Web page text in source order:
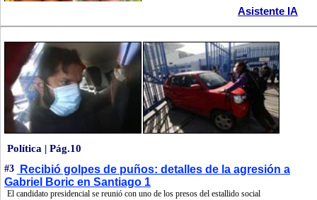
Asistente IA
Política | Pág.10
#3
Recibió golpes de puños: detalles de la agresión a
Gabriel Boric en Santiago 1
El candidato presidencial se reunió con uno de los presos del estallido social